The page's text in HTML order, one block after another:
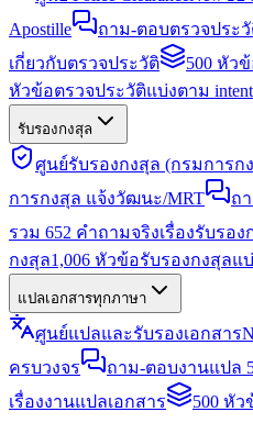
Apostille
ถาม-ตอบตรวจประวั
เกี่ยวกับตรวจประวัติ
500 หัว
หัวข้อตรวจประวัติแบ่งตาม intent
รับรองกงสุล
ศูนย์รับรองกงสุล (กรมการก
การกงสุล แจ้งวัฒนะ/MRT
ถ
รวม 652 คำถามจริงเรื่องรับรอง
กงสุล1,006 หัวข้อรับรองกงสุลแ
แปลเอกสารทุกภาษา
ศูนย์แปลและรับรองเอกสาร
ครบวงจร
ถาม-ตอบงานแปล
เรื่องงานแปลเอกสาร
500 หั